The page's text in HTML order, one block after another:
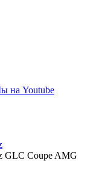
GLC Coupe AMG